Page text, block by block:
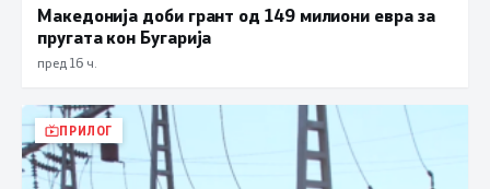
Македонија доби грант од 149 милиони евра за
пругата кон Бугарија
пред 16 ч.
ПРИЛОГ